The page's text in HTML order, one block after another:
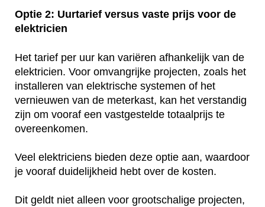
Optie 2: Uurtarief versus vaste prijs voor de
elektricien
Het tarief per uur kan variëren afhankelijk van de
elektricien. Voor omvangrijke projecten, zoals het
installeren van elektrische systemen of het
vernieuwen van de meterkast, kan het verstandig
zijn om vooraf een vastgestelde totaalprijs te
overeenkomen.
Veel elektriciens bieden deze optie aan, waardoor
je vooraf duidelijkheid hebt over de kosten.
Dit geldt niet alleen voor grootschalige projecten,